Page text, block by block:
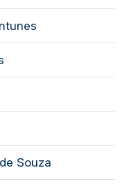
Souza